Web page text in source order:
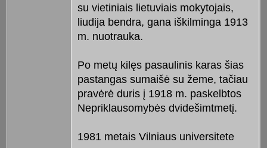
su vietiniais lietuviais mokytojais,
liudija bendra, gana iškilminga 1913
m. nuotrauka.
Po metų kilęs pasaulinis karas šias
pastangas sumaišė su žeme, tačiau
pravėrė duris į 1918 m. paskelbtos
Nepriklausomybės dvidešimtmetį.
1981 metais Vilniaus universitete